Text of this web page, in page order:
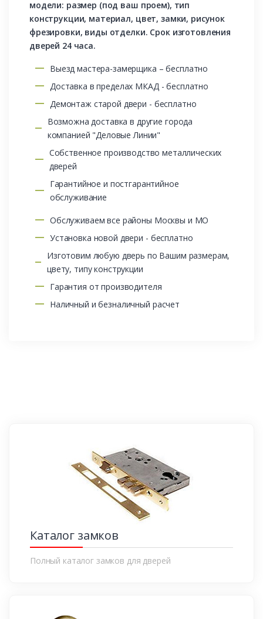
модели: размер (под ваш проем), тип
конструкции, материал, цвет, замки, рисунок
фрезировки, виды отделки. Срок изготовления
дверей 24 часа.
Выезд мастера-замерщика – бесплатно
Доставка в пределах МКАД - бесплатно
Демонтаж старой двери - бесплатно
Возможна доставка в другие города
компанией "Деловые Линии"
Собственное производство металлических
дверей
Гарантийное и постгарантийное
обслуживание
Обслуживаем все районы Москвы и МО
Установка новой двери - бесплатно
Изготовим любую дверь по Вашим размерам,
цвету, типу конструкции
Гарантия от производителя
Наличный и безналичный расчет
Каталог замков
Полный каталог замков для дверей